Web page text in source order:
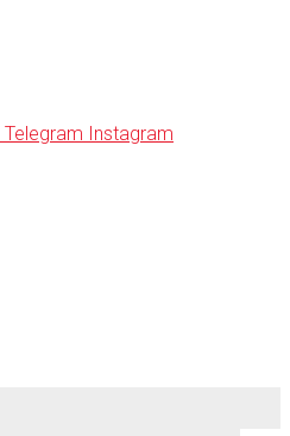
Telegram Instagram